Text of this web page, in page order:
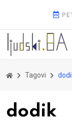
Tagovi
dodik